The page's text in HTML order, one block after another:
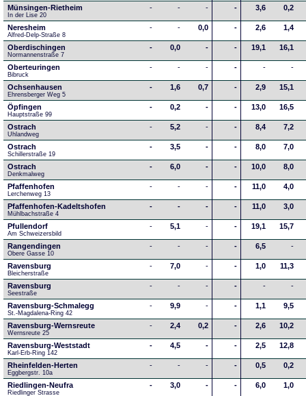
Münsingen-Rietheim
In der Lise 20
- - - - 3,6 0,2
Neresheim
Alfred-Delp-Straße 8
- - 0,0 - 2,6 1,4
Oberdischingen
Normannenstraße 7
- 0,0 - - 19,1 16,1
Oberteuringen
Bibruck
- - - - - -
Ochsenhausen
Ehrensberger Weg 5
- 1,6 0,7 - 2,9 15,1
Öpfingen
Hauptstraße 99
- 0,2 - - 13,0 16,5
Ostrach
Uhlandweg
- 5,2 - - 8,4 7,2
Ostrach
Schillerstraße 19
- 3,5 - - 8,0 7,0
Ostrach
Denkmalweg
- 6,0 - - 10,0 8,0
Pfaffenhofen
Lerchenweg 13
- - - - 11,0 4,0
Pfaffenhofen-Kadeltshofen
Mühlbachstraße 4
- - - - 11,0 3,0
Pfullendorf
Am Schweizersbild
- 5,1 - - 19,1 15,7
Rangendingen
Obere Gasse 10
- - - - 6,5 -
Ravensburg
Bleicherstraße
- 7,0 - - 1,0 11,3
Ravensburg
Seestraße
- - - - - -
Ravensburg-Schmalegg
St.-Magdalena-Ring 42
- 9,9 - - 1,1 9,5
Ravensburg-Wernsreute
Wernsreute 25
- 2,4 0,2 - 2,6 10,2
Ravensburg-Weststadt
Karl-Erb-Ring 142
- 4,5 - - 2,5 12,8
Rheinfelden-Herten
Eggbergstr. 10a
- - - - 0,5 0,2
Riedlingen-Neufra
Riedlinger Strasse
- 3,0 - - 6,0 1,0